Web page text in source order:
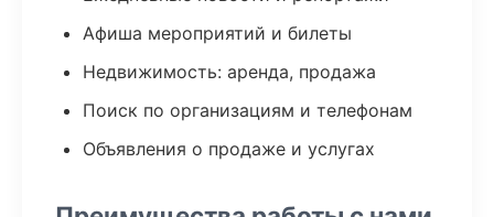
Афиша мероприятий и билеты
Недвижимость: аренда, продажа
Поиск по организациям и телефонам
Объявления о продаже и услугах